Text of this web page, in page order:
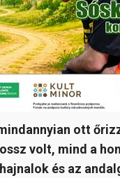
ott
volt, mind a
és az